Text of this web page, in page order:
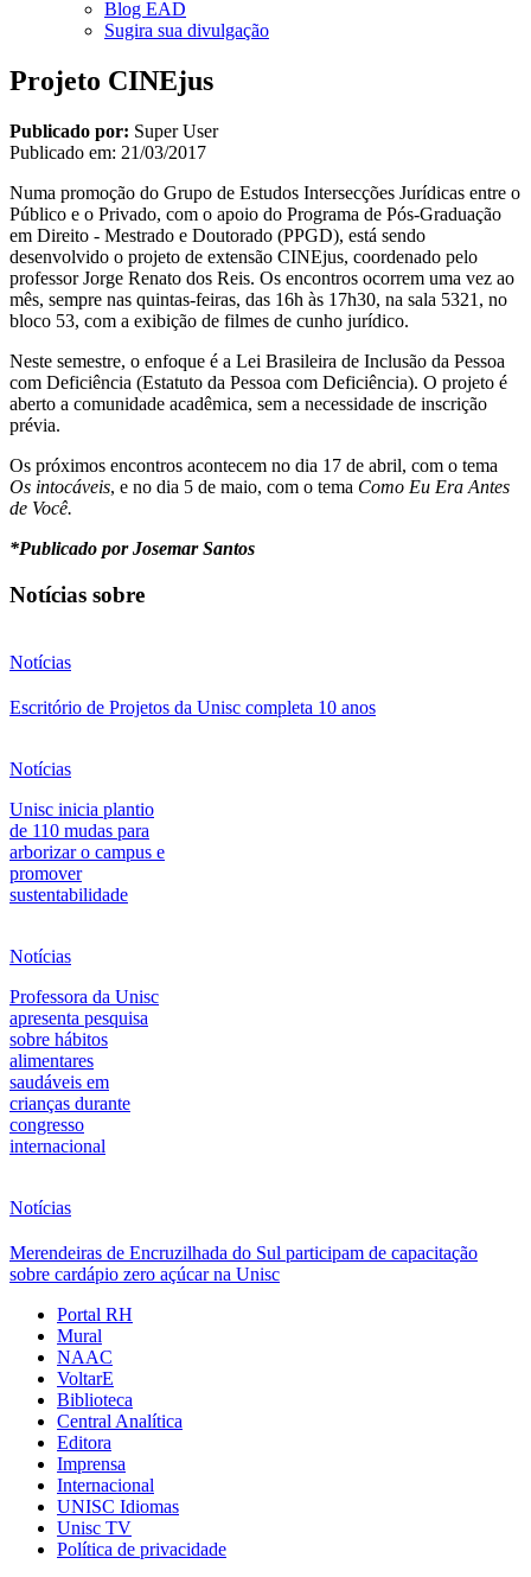
Blog EAD
Sugira sua divulgação
Projeto CINEjus
Publicado por: Super User
Publicado em: 21/03/2017
Numa promoção do Grupo de Estudos Intersecções Jurídicas entre o
Público e o Privado, com o apoio do Programa de Pós-Graduação
em Direito - Mestrado e Doutorado (PPGD), está sendo
desenvolvido o projeto de extensão CINEjus, coordenado pelo
professor Jorge Renato dos Reis. Os encontros ocorrem uma vez ao
mês, sempre nas quintas-feiras, das 16h às 17h30, na sala 5321, no
bloco 53, com a exibição de filmes de cunho jurídico.
Neste semestre, o enfoque é a Lei Brasileira de Inclusão da Pessoa
com Deficiência (Estatuto da Pessoa com Deficiência). O projeto é
aberto a comunidade acadêmica, sem a necessidade de inscrição
prévia.
Os próximos encontros acontecem no dia 17 de abril, com o tema
Os intocáveis, e no dia 5 de maio, com o tema Como Eu Era Antes
de Você.
*Publicado por Josemar Santos
Notícias sobre
Notícias
Escritório de Projetos da Unisc completa 10 anos
Notícias
Unisc inicia plantio
de 110 mudas para
arborizar o campus e
promover
sustentabilidade
Notícias
Professora da Unisc
apresenta pesquisa
sobre hábitos
alimentares
saudáveis em
crianças durante
congresso
internacional
Notícias
Merendeiras de Encruzilhada do Sul participam de capacitação
sobre cardápio zero açúcar na Unisc
Portal RH
Mural
NAAC
VoltarE
Biblioteca
Central Analítica
Editora
Imprensa
Internacional
UNISC Idiomas
Unisc TV
Política de privacidade